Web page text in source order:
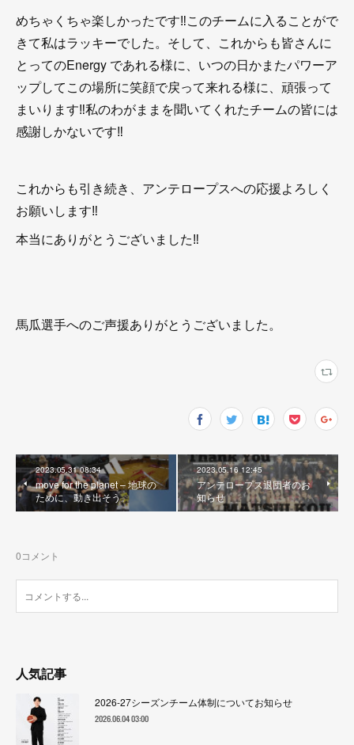
めちゃくちゃ楽しかったです‼︎このチームに入ることがで
きて私はラッキーでした。そして、これからも皆さんに
とってのEnergy であれる様に、いつの日かまたパワーア
ップしてこの場所に笑顔で戻って来れる様に、頑張って
まいります‼︎私のわがままを聞いてくれたチームの皆には
感謝しかないです‼︎
これからも引き続き、アンテロープスへの応援よろしく
お願いします‼︎
本当にありがとうございました‼︎
馬瓜選手へのご声援ありがとうございました。
2023.05.31 08:34
move for the planet – 地球の
ために、動き出そう。
2023.05.16 12:45
アンテロープス退団者のお
知らせ
0コメント
人気記事
2026-27シーズンチーム体制についてお知らせ
2026.06.04 03:00